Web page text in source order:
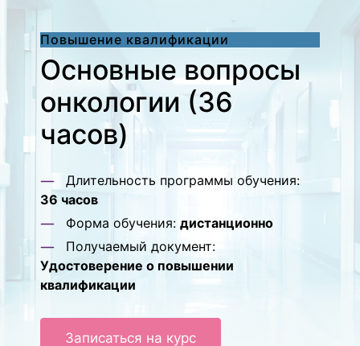
Повышение квалификации
Основные вопросы
онкологии (36
часов)
Длительность программы обучения:
36 часов
Форма обучения: дистанционно
Получаемый документ:
Удостоверение о повышении
квалификации
Записаться на курс